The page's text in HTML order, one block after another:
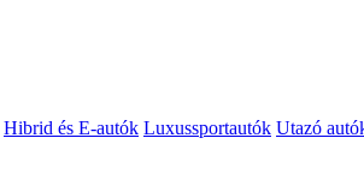
Hibrid és E-autók Luxussportautók Utazó